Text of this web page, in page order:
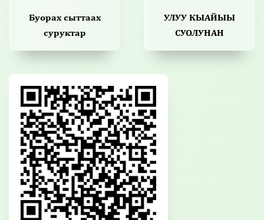
Буорах сыттаах
суруктар
УЛУУ КЫАЙЫЫ
СУОЛУНАН